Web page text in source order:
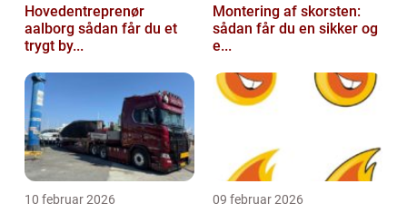
Hovedentreprenør
aalborg sådan får du et
trygt by...
Montering af skorsten:
sådan får du en sikker og
e...
10 februar 2026 09 februar 2026